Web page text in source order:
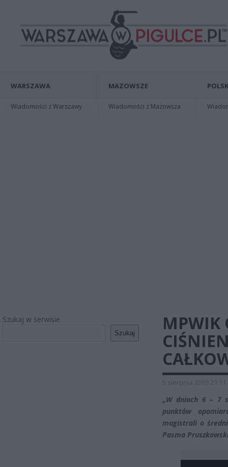
WARSZAWA
Wiadomości z Warszawy
MAZOWSZE
Wiadomości z Mazowsza
Szukaj w serwisie
Szukaj
MPWIK
5 sierpnia 2019 21:11
„W dniach 6 – 7
punktów
magistrali o
Pasma